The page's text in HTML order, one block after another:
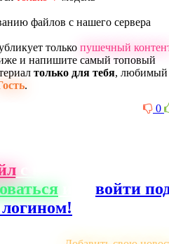
файлов с нашего сервера
только пушечный
и напишите самый топовый
только для тебя, любимый
.
0
с нашего сайта,
войти